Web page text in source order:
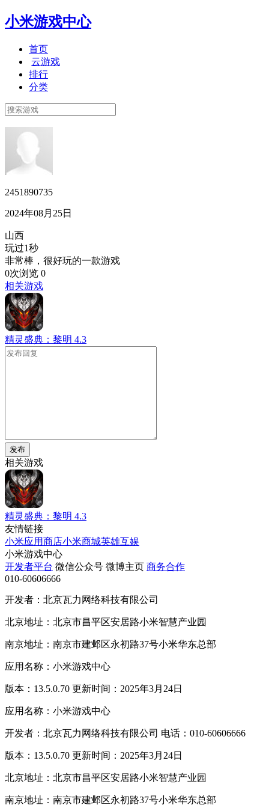
小米游戏中心
首页
云游戏
排行
分类
2451890735
2024年08月25日
山西
玩过1秒
非常棒，很好玩的一款游戏
0次浏览 0
相关游戏
精灵盛典：黎明 4.3
发布
相关游戏
精灵盛典：黎明 4.3
友情链接
小米应用商店小米商城英雄互娱
小米游戏中心
开发者平台 微信公众号 微博主页 商务合作
010-60606666
开发者：北京瓦力网络科技有限公司
北京地址：北京市昌平区安居路小米智慧产业园
南京地址：南京市建邺区永初路37号小米华东总部
应用名称：小米游戏中心
版本：13.5.0.70 更新时间：2025年3月24日
应用名称：小米游戏中心
开发者：北京瓦力网络科技有限公司 电话：010-60606666
版本：13.5.0.70 更新时间：2025年3月24日
北京地址：北京市昌平区安居路小米智慧产业园
南京地址：南京市建邺区永初路37号小米华东总部